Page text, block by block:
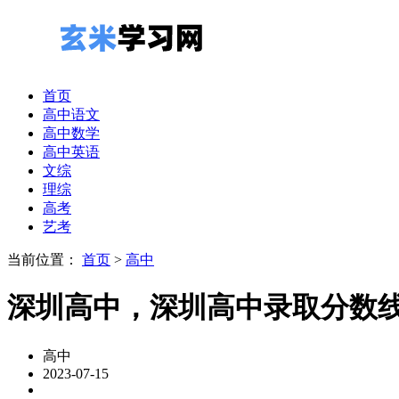
首页
高中语文
高中数学
高中英语
文综
理综
高考
艺考
当前位置： 首页 > 高中
深圳高中，深圳高中录取分数
高中
2023-07-15